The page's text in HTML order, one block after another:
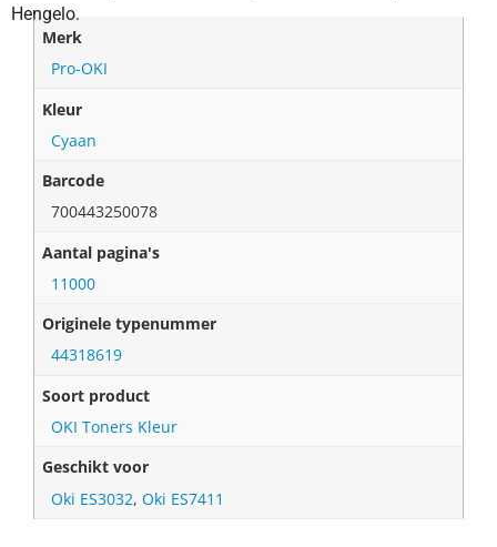
Hengelo.
Merk
Pro-OKI
Kleur
Cyaan
Barcode
700443250078
Aantal pagina's
11000
Originele typenummer
44318619
Soort product
OKI Toners Kleur
Geschikt voor
Oki ES3032,Oki ES7411